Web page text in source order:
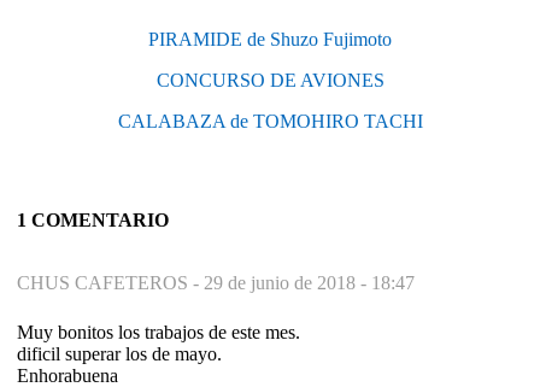
PIRAMIDE de Shuzo Fujimoto
CONCURSO DE AVIONES
CALABAZA de TOMOHIRO TACHI
1 COMENTARIO
CHUS CAFETEROS - 29 de junio de 2018 - 18:47
Muy bonitos los trabajos de este mes.
dificil superar los de mayo.
Enhorabuena